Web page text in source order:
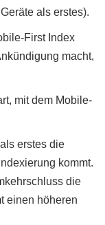
als erstes).
First Index
macht,
mit dem Mobile-
erstes die
kommt.
die
einen höheren